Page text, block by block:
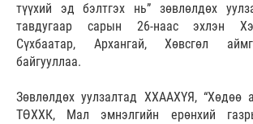
түүхий эд бэлтгэх нь” зөвлөлдөх
тавдугаар сарын 26-наас эхлэн
Сүхбаатар, Архангай, Хөвсгөл
байгууллаа.
Зөвлөлдөх уулзалтад ХХААХҮЯ, “Хөдөө
ТӨХХК, Мал эмнэлгийн ерөнхий